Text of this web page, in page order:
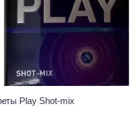
Play Shot-mix